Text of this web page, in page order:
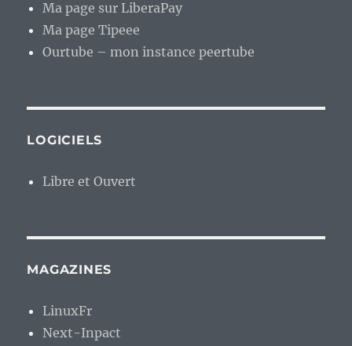
Ma page sur LiberaPay
Ma page Tipeee
Ourtube – mon instance peertube
LOGICIELS
Libre et Ouvert
MAGAZINES
LinuxFr
Next-Inpact